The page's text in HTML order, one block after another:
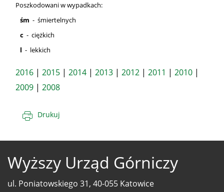
Poszkodowani w wypadkach:
śm - śmiertelnych
c - ciężkich
l - lekkich
2016 | 2015 | 2014 | 2013 | 2012 | 2011 | 2010 |
2009 | 2008
Drukuj
Wyższy Urząd Górniczy
ul. Poniatowskiego 31, 40-055 Katowice